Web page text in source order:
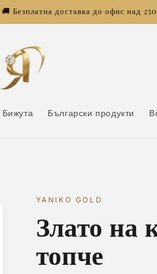
Безплатна доставка до офис над
Бижута Български продукти
YANIKO GOLD
Злато на
топче